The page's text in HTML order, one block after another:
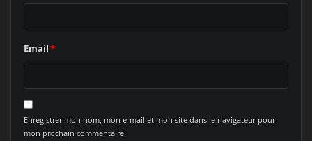
Email*
Enregistrer mon nom, mon e-mail et mon site dans le navigateur pour
mon prochain commentaire.